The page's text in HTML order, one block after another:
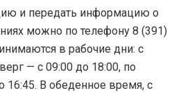
и передать информацию о
можно по телефону 8 (391)
в рабочие дни: с
— с 09:00 до 18:00, по
16:45. В обеденное время, с